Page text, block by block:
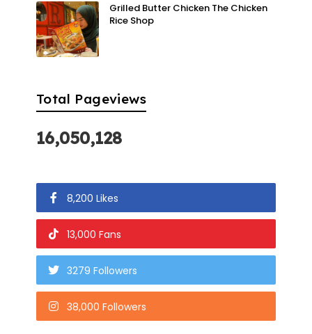
Grilled Butter Chicken The Chicken
Rice Shop
Total Pageviews
16,050,128
8,200 Likes
13,000 Fans
3279 Followers
38,000 Followers